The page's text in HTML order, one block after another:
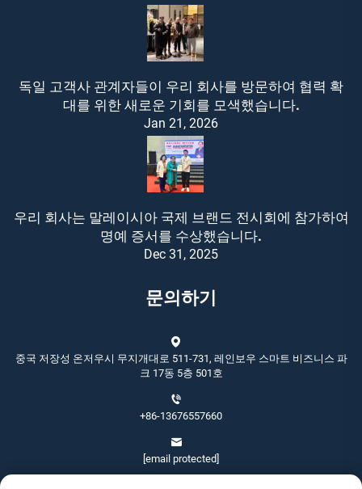
독일 고객사 관계자들이 우리 회사를 방문하여 협력 확
대를 위한 새로운 기회를 모색했습니다.
Jan 21, 2026
우리 회사는 말레이시아 국제 브랜드 전시회에 참가하여
명예 증서를 수상했습니다.
Dec 31, 2025
문의하기
중국 저장성 온저우시 무지개대로 511-731, 레인보우 스마트 비즈니스 파
크 17동 5층 501호
+86-13676557660
[email protected]